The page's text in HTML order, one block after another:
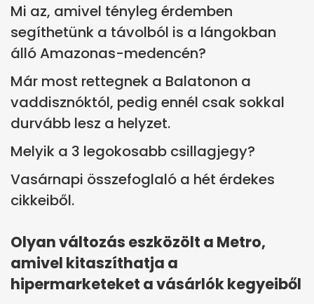
Mi az, amivel tényleg érdemben
segíthetünk a távolból is a lángokban
álló Amazonas-medencén?
Már most rettegnek a Balatonon a
vaddisznóktól, pedig ennél csak sokkal
durvább lesz a helyzet.
Melyik a 3 legokosabb csillagjegy?
Vasárnapi összefoglaló a hét érdekes
cikkeiből.
Olyan változás eszközölt a Metro,
amivel kitaszíthatja a
hipermarketeket a vásárlók kegyeiből